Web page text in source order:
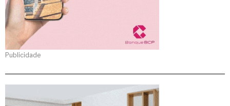
Publicidade